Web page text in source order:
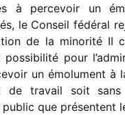
à perce­voir un
le Conseil fédé­ral
de la mino­rité II
possi­bi­lité pour
un émolu­ment à
de travail soit
public que présentent